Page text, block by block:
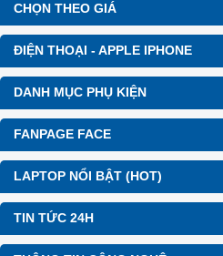
CHỌN THEO GIÁ
ĐIỆN THOẠI - APPLE IPHONE
DANH MỤC PHỤ KIỆN
FANPAGE FACE
LAPTOP NỔI BẬT (HOT)
TIN TỨC 24H